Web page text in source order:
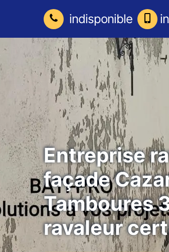
indisponible
Entreprise
façade
Tamboures
ravaleur